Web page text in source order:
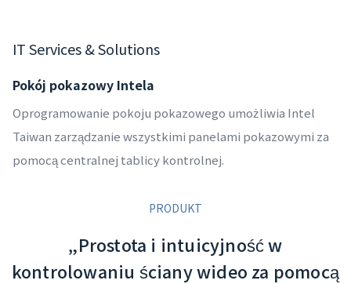
IT Services & Solutions
Pokój pokazowy Intela
Oprogramowanie pokoju pokazowego umożliwia Intel
Taiwan zarządzanie wszystkimi panelami pokazowymi za
pomocą centralnej tablicy kontrolnej.
PRODUKT
„Prostota i intuicyjność w
kontrolowaniu ściany wideo za pomocą